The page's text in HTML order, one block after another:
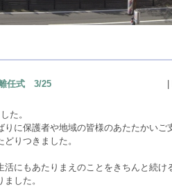
任式 3/25
た。
りに保護者や地域の皆様のあたたかいご
りつきました。
活にもあたりまえのことをきちんと続け
した。